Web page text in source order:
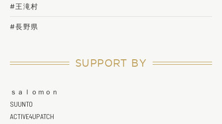
#王滝村
#長野県
SUPPORT BY
ｓａｌｏｍｏｎ
SUUNTO
ACTIVE4UPATCH